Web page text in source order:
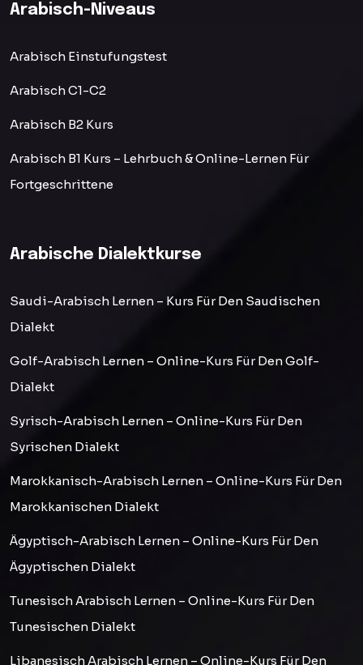
Arabisch-Niveaus
Arabisch Einstufungstest
Arabisch C1-C2
Arabisch B2 Kurs
Arabisch B1 Kurs – Lehrbuch & Online-Lernen Für
Fortgeschrittene
Arabische Dialektkurse
Saudi-Arabisch Lernen – Kurs Für Den Saudischen
Dialekt
Golf-Arabisch Lernen – Online-Kurs Für Den Golf-
Dialekt
Syrisch-Arabisch Lernen – Online-Kurs Für Den
Syrischen Dialekt
Marokkanisch-Arabisch Lernen – Online-Kurs Für Den
Marokkanischen Dialekt
Ägyptisch-Arabisch Lernen – Online-Kurs Für Den
Ägyptischen Dialekt
Tunesisch Arabisch Lernen – Online-Kurs Für Den
Tunesischen Dialekt
Libanesisch Arabisch Lernen – Online-Kurs Für Den